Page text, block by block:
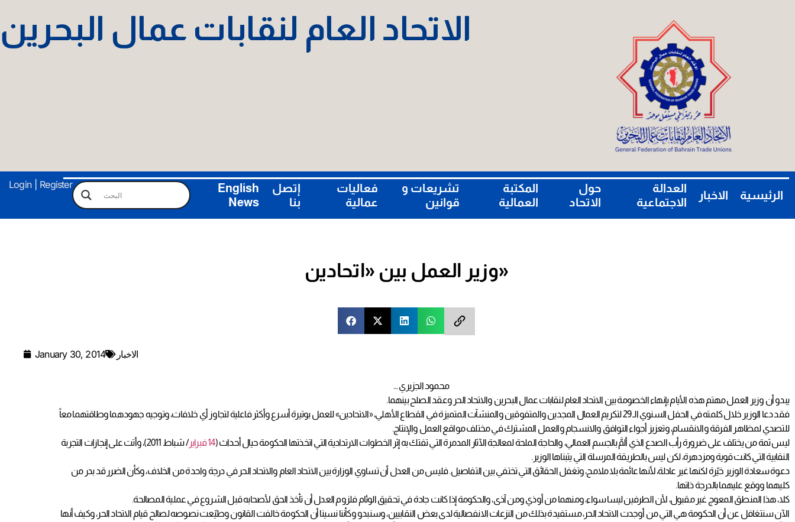
الاتحاد العام لنقابات عمال البحرين
Login Register
الرئيسية الاخبار
العدالة
الاجتماعية
حول
الاتحاد
المكتبة
العمالية
تشريعات و
قوانين
فعاليات
عمالية
إتصل
بنا
English
News
وزير العمل بين «اتحادين»
January 30, 2014 الاخبار
محمود الجزيري …
يبدو أن وزير العمل مهتم هذه الأيام بإنهاء الخصومة بين الاتحاد العام لنقابات عمال البحرين والاتحاد الحر وعقد الصلح بينهما.
فقد دعا الوزير خلال كلمته في الحفل السنوي الـ 29 لتكريم العمال المجدين والمتفوقين والمنشآت المتميزة في القطاع الأهلي، «الاتحادين» للعمل بوتيرة أسرع وأكثر فاعلية لتجاوز أي خلافات، وتوجيه جهودهما وطاقتهما معاً
للتصدي لمظاهر الفرقة والانقسام، وتعزيز أجواء التوافق والانسجام والعمل المشترك في مختلف مواقع العمل والإنتاج.
ليس ثمة من يختلف على ضرورة رأب الصدع الذي ألمَّ بالجسم العمالي، والحاجة الملحة لمعالجة الآثار المدمرة التي تفتك به إثر الخطوات الارتدادية التي اتخذتها الحكومة حيال أحداث (14 فبراير
/ شباط 2011)، وأتت على إنجازات التجربة
النقابية التي كانت قوية ومزدهرة، لكن ليس بالطريقة المرسلة التي يتبناها الوزير.
دعوة سعادة الوزير خيّرة لكنها غير عادلة، لأنها عائمة بلا ملامح، وتغفل الحقائق التي تختفي بين التفاصيل. فليس من العدل أن تساوي الوزارة بين الاتحاد العام والاتحاد الحر في درجة واحدة من الخلاف، وكأن الضرر قد بدر من
كليهما ووقع عليهما بالدرجة ذاتها.
كلا، هذا المنطق المعوج غير مقبول، لأن الطرفين ليسا سواء، ومنهما من أوذي ومن آذى، والحكومة إذا كانت جادة في تحقيق الوئام فلزوم العدل أن تأخذ الحق لأصحابه قبل الشروع في عملية المصالحة.
الآن سنتغافل عن أن الحكومة هي التي من أوجدت الاتحاد الحر، مستفيدة بذلك من النزعات الانفصالية لدى بعض النقابيين، وسنبدو وكأننا نسينا أن الحكومة خالفت القانون وطيّعت نصوصه لصالح قيام الاتحاد الحر، وكيف أنها